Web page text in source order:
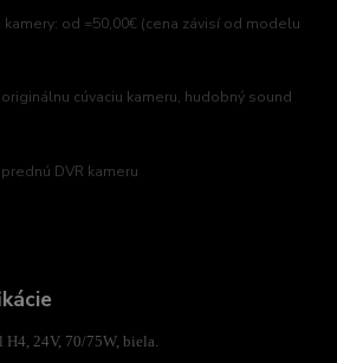
kamery: od =50,00€ (cena závisí od modelu
cúvaciu kameru, hudobný sound
DVR kameru
24V, 70/75W, biela.